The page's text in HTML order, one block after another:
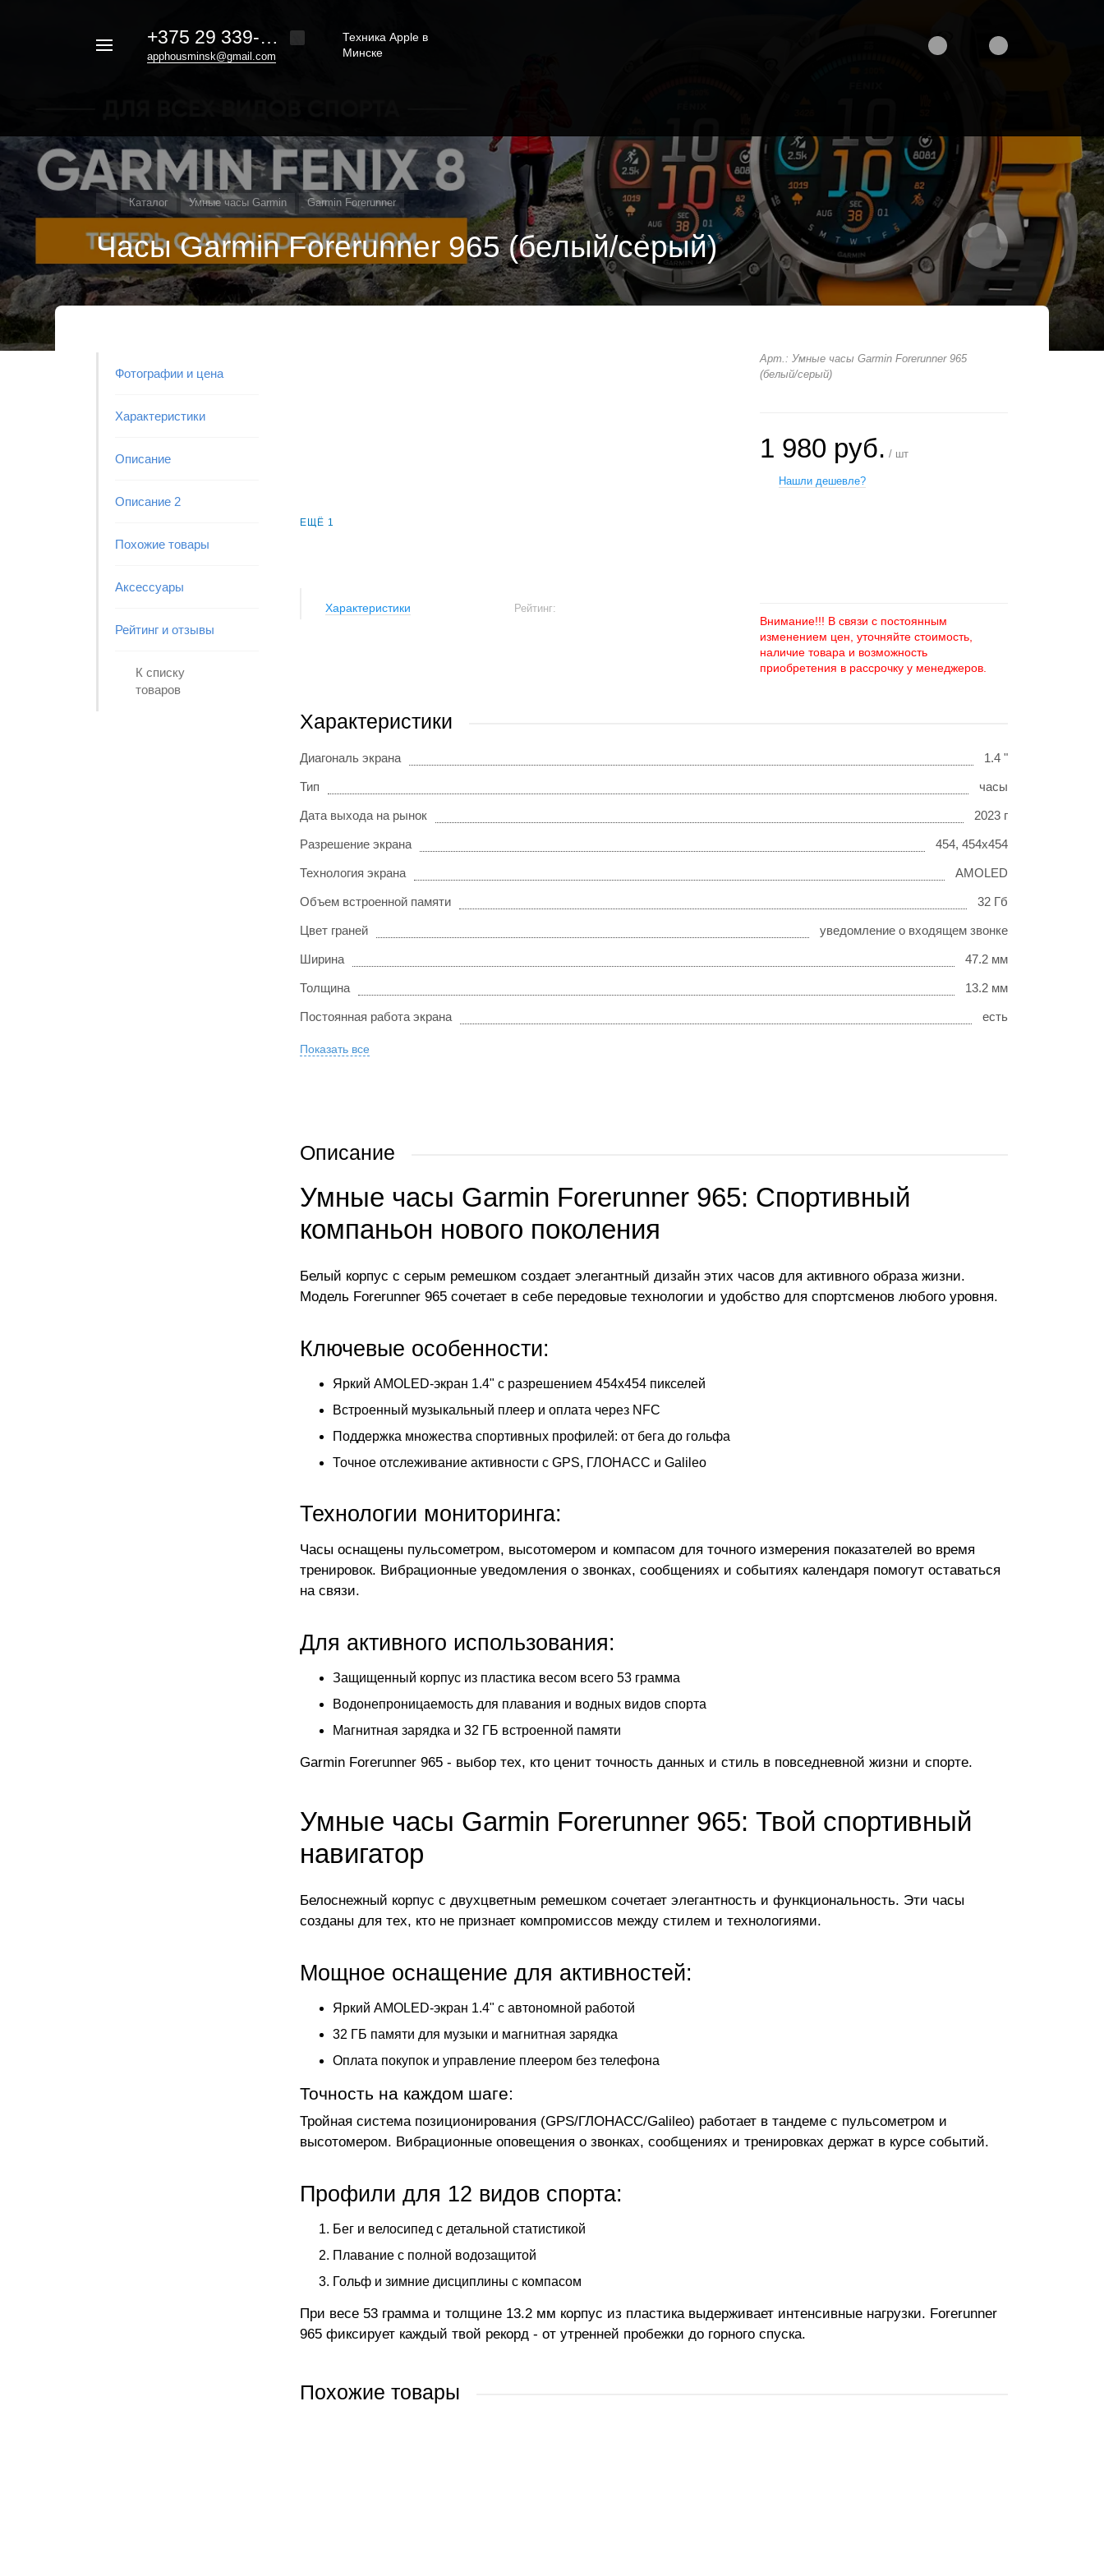
+375 29 339-20-30
apphousminsk@gmail.com
Техника Apple в
Минске
Каталог Умные часы Garmin Garmin Forerunner
Часы Garmin Forerunner 965 (белый/серый)
Фотографии и цена
Характеристики
Описание
Описание 2
Похожие товары
Аксессуары
Рейтинг и отзывы
К списку
товаров
ЕЩЁ 1
Характеристики Рейтинг:
Арт.: Умные часы Garmin Forerunner 965
(белый/серый)
1 980 руб. / шт
Нашли дешевле?
Внимание!!! В связи с постоянным
изменением цен, уточняйте стоимость,
наличие товара и возможность
приобретения в рассрочку у менеджеров.
Характеристики
Диагональ экрана 1.4 "
Тип часы
Дата выхода на рынок 2023 г
Разрешение экрана 454, 454x454
Технология экрана AMOLED
Объем встроенной памяти 32 Гб
Цвет граней уведомление о входящем звонке
Ширина 47.2 мм
Толщина 13.2 мм
Постоянная работа экрана есть
Показать все
Описание
Умные часы Garmin Forerunner 965: Спортивный
компаньон нового поколения
Белый корпус с серым ремешком создает элегантный дизайн этих часов для активного образа жизни.
Модель Forerunner 965 сочетает в себе передовые технологии и удобство для спортсменов любого уровня.
Ключевые особенности:
Яркий AMOLED-экран 1.4" с разрешением 454x454 пикселей
Встроенный музыкальный плеер и оплата через NFC
Поддержка множества спортивных профилей: от бега до гольфа
Точное отслеживание активности с GPS, ГЛОНАСС и Galileo
Технологии мониторинга:
Часы оснащены пульсометром, высотомером и компасом для точного измерения показателей во время
тренировок. Вибрационные уведомления о звонках, сообщениях и событиях календаря помогут оставаться
на связи.
Для активного использования:
Защищенный корпус из пластика весом всего 53 грамма
Водонепроницаемость для плавания и водных видов спорта
Магнитная зарядка и 32 ГБ встроенной памяти
Garmin Forerunner 965 - выбор тех, кто ценит точность данных и стиль в повседневной жизни и спорте.
Умные часы Garmin Forerunner 965: Твой спортивный
навигатор
Белоснежный корпус с двухцветным ремешком сочетает элегантность и функциональность. Эти часы
созданы для тех, кто не признает компромиссов между стилем и технологиями.
Мощное оснащение для активностей:
Яркий AMOLED-экран 1.4" с автономной работой
32 ГБ памяти для музыки и магнитная зарядка
Оплата покупок и управление плеером без телефона
Точность на каждом шаге:
Тройная система позиционирования (GPS/ГЛОНАСС/Galileo) работает в тандеме с пульсометром и
высотомером. Вибрационные оповещения о звонках, сообщениях и тренировках держат в курсе событий.
Профили для 12 видов спорта:
Бег и велосипед с детальной статистикой
Плавание с полной водозащитой
Гольф и зимние дисциплины с компасом
При весе 53 грамма и толщине 13.2 мм корпус из пластика выдерживает интенсивные нагрузки. Forerunner
965 фиксирует каждый твой рекорд - от утренней пробежки до горного спуска.
Похожие товары